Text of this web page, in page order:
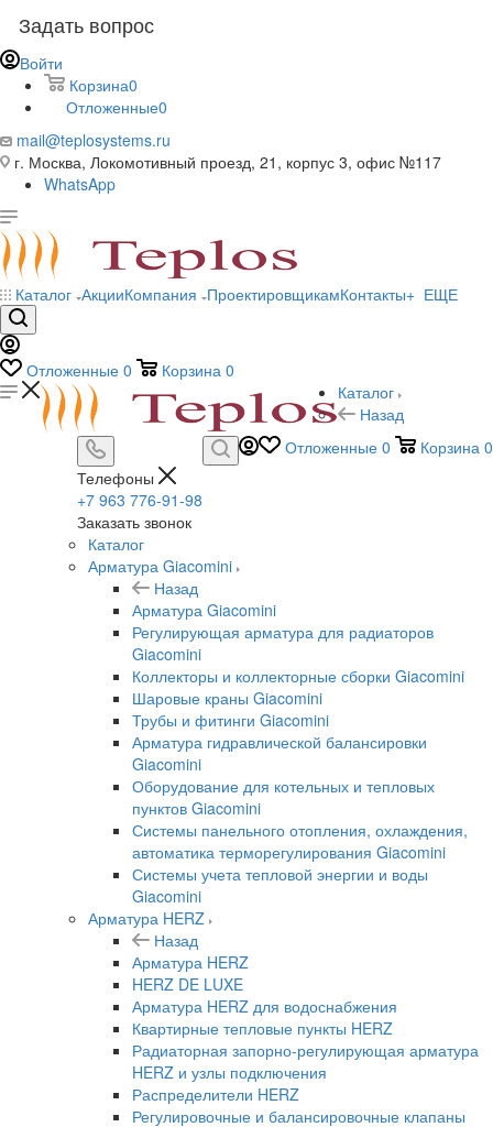
Задать вопрос
Войти
Корзина0
Отложенные0
mail@teplosystems.ru
г. Москва, Локомотивный проезд, 21, корпус 3, офис №117
WhatsApp
Каталог АкцииКомпания ПроектировщикамКонтакты+ ЕЩЕ
Отложенные 0 Корзина 0
Отложенные 0 Корзина 0
Телефоны
+7 963 776-91-98
Заказать звонок
Каталог
Назад
Каталог
Арматура Giacomini
Назад
Арматура Giacomini
Регулирующая арматура для радиаторов
Giacomini
Коллекторы и коллекторные сборки Giacomini
Шаровые краны Giacomini
Трубы и фитинги Giacomini
Арматура гидравлической балансировки
Giacomini
Оборудование для котельных и тепловых
пунктов Giacomini
Системы панельного отопления, охлаждения,
автоматика терморегулирования Giacomini
Системы учета тепловой энергии и воды
Giacomini
Арматура HERZ
Назад
Арматура HERZ
HERZ DE LUXE
Арматура HERZ для водоснабжения
Квартирные тепловые пункты HERZ
Радиаторная запорно-регулирующая арматура
HERZ и узлы подключения
Распределители HERZ
Регулировочные и балансировочные клапаны